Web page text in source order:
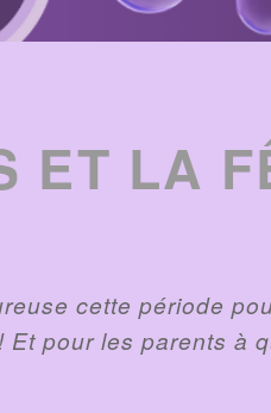
ET LA
cette période
pour les parents à